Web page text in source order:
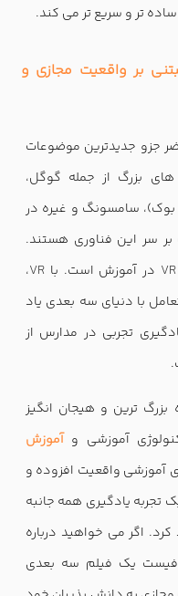
تر و سریع تر می کند.
بر واقعیت مجازی و
جزو جدیدترین موضوعات
بزرگ از جمله گوگل،
بوک)، سامسونگ و غیره در
سر این فناوری هستند.
VR در آموزش است. با VR،
با دنیای سه بعدی یاد
تجربی در مدارس از
ترین و هیجان انگیز
آموزشی وآموزش
آموزشی واقعیت افزوده و
تجربه یادگیری همه جانبه
کرد. اگر می خواهید درباره
یک فیلم سه بعدی